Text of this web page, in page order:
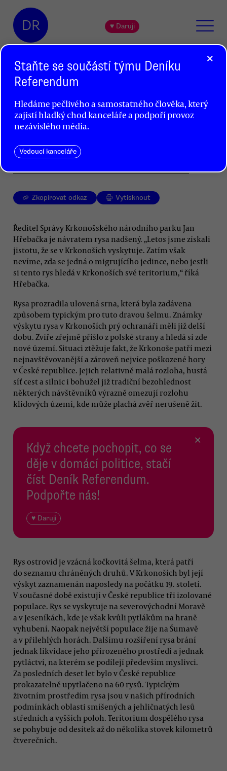
DR ♥ Daruji
Do Krkonoš se vrátil rys
Dušan Radovanovič
Podle nejnovějších informací se do Krkonoš
usadí nastálo.
Zkopírovat odkaz Vytisknout
Ředitel Správy Krkonošského národního parku Jan
Hřebačka je návratem rysa nadšený. „Letos jsme získali
jistotu, že se v Krkonoších vyskytuje. Zatím však
nevíme, zda se jedná o migrujícího jedince, nebo jestli
si tento rys hledá v Krkonoších své teritorium,“ říká
Hřebačka.
Rysa prozradila ulovená srna, která byla zadávena
způsobem typickým pro tuto dravou šelmu. Známky
výskytu rysa v Krkonoších prý ochranáři měli již delší
dobu. Zvíře zřejmě přišlo z polské strany a hledá si zde
nové území. Situaci ztěžuje fakt, že Krkonoše patří mezi
nejnavštěvovanější a zároveň nejvíce poškozené hory
v České republice. Jejich relativně malá rozloha, hustá
síť cest a silnic i bohužel již tradiční bezohlednost
některých návštěvníků výrazně omezují rozlohu
klidových území, kde může plachá zvěř nerušeně žít.
Když chcete pochopit, co se
děje v domácí politice, stačí
číst Deník Referendum.
Podpořte nás!
♥ Daruji
×
Rys ostrovid je vzácná kočkovitá šelma, která patří
do seznamu chráněných druhů. V Krkonoších byl její
výskyt zaznamenán naposledy na počátku 19. století.
V současné době existují v České republice tři izolované
populace. Rys se vyskytuje na severovýchodní Moravě
a v Jeseníkách, kde je však kvůli pytlákům na hraně
vyhubení. Naopak největší populace žije na Šumavě
a v přilehlých horách. Dalšímu rozšíření rysa brání
jednak likvidace jeho přirozeného prostředí a jednak
pytláctví, na kterém se podílejí především myslivci.
Za posledních deset let bylo v České republice
prokazatelně upytlačeno na 60 rysů. Typickým
životním prostředím rysa jsou v našich přírodních
podmínkách oblasti smíšených a jehličnatých lesů
středních a vyšších poloh. Teritorium dospělého rysa
se pohybuje od desítek až do několika stovek kilometrů
čtverečních.
×
Staňte se součástí týmu Deníku
Referendum
Hledáme pečlivého a samostatného člověka, který
zajistí hladký chod kanceláře a podpoří provoz
nezávislého média.
Vedoucí kanceláře